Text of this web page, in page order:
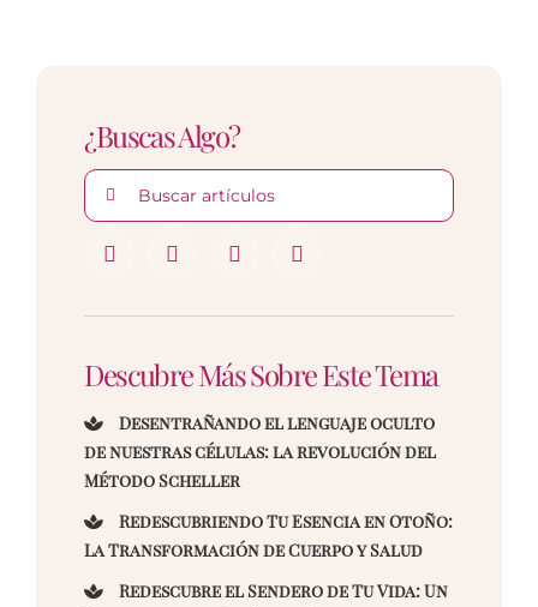
¿Buscas Algo?
Buscar:
Descubre Más Sobre Este Tema
Desentrañando el lenguaje oculto
de nuestras células: la revolución del
Método Scheller
Redescubriendo Tu Esencia en Otoño:
La Transformación de Cuerpo y Salud
Redescubre el Sendero de Tu Vida: Un